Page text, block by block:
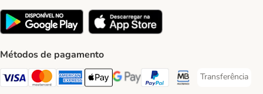
Métodos de pagamento
Visa Payment Method
Mastercard Payment Method
American Express Payment Method
Apple Pay Payment Method
Google Pay Payment Method
PayPal Payment Method
Multibanco Payment
Transferência
Transferência